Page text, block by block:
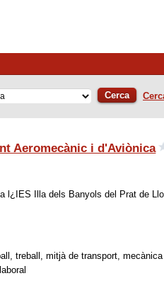
Cerca
Aeromecànic i d'Aviònica
l¿IES Illa dels Banyols del Prat de
treball, mitjà de transport,